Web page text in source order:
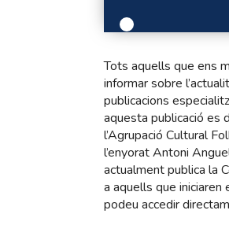
Tots aquells que ens
informar sobre
publicacions
aquesta publicació es
l’Agrupació Cultural
l’enyorat Antoni
actualment publica la
a aquells que
podeu accedir